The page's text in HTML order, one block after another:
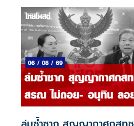
สมบูรณ์